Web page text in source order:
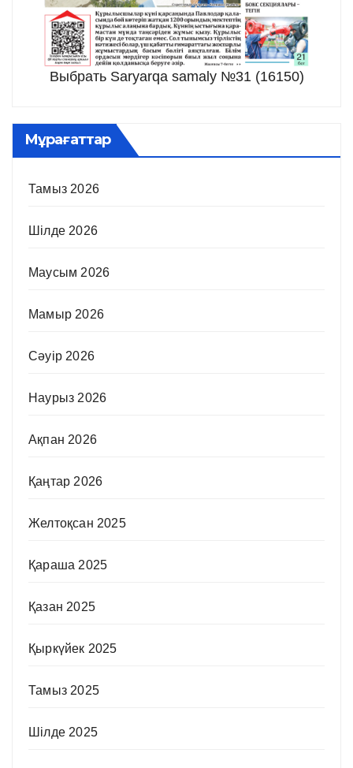
Выбрать Saryarqa samaly №31 (16150)
Мұрағаттар
Тамыз 2026
Шілде 2026
Маусым 2026
Мамыр 2026
Сәуір 2026
Наурыз 2026
Ақпан 2026
Қаңтар 2026
Желтоқсан 2025
Қараша 2025
Қазан 2025
Қыркүйек 2025
Тамыз 2025
Шілде 2025